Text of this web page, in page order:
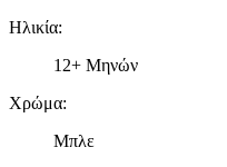
Ηλικία:
12+ Μηνών
Χρώμα:
Μπλε